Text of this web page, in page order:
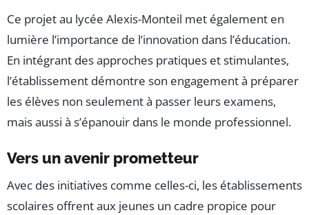
Ce projet au lycée Alexis-Monteil met également en
lumière l’importance de l’innovation dans l’éducation.
En intégrant des approches pratiques et stimulantes,
l’établissement démontre son engagement à préparer
les élèves non seulement à passer leurs examens,
mais aussi à s’épanouir dans le monde professionnel.
Vers un avenir prometteur
Avec des initiatives comme celles-ci, les établissements
scolaires offrent aux jeunes un cadre propice pour